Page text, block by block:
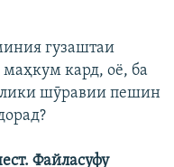
гузаштаи
кард, оё, ба
шӯравии пешин
Файласуфу